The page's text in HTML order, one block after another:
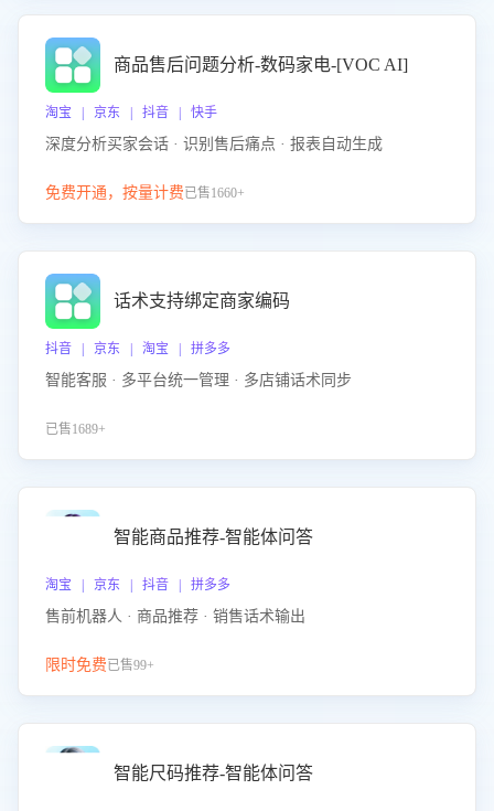
商品售后问题分析-数码家电-[VOC AI]
淘宝 | 京东 | 抖音 | 快手
深度分析买家会话 · 识别售后痛点 · 报表自动生成
免费开通，按量计费已售1660+
话术支持绑定商家编码
抖音 | 京东 | 淘宝 | 拼多多
智能客服 · 多平台统一管理 · 多店铺话术同步
已售1689+
智能商品推荐-智能体问答
淘宝 | 京东 | 抖音 | 拼多多
售前机器人 · 商品推荐 · 销售话术输出
限时免费已售99+
智能尺码推荐-智能体问答